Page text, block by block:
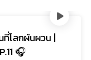
ที่โลกผันผวน |
🎧